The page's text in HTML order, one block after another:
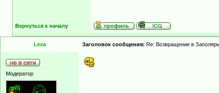
Вернуться к началу
Lexa Заголовок сообщения: Re: Возвращение в
Модератор